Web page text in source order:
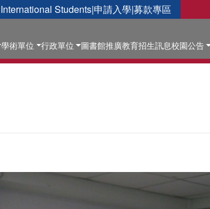
International Students|申請入學|募款專區
學術單位 行政單位 圖書館推廣教育招生訊息校園公告